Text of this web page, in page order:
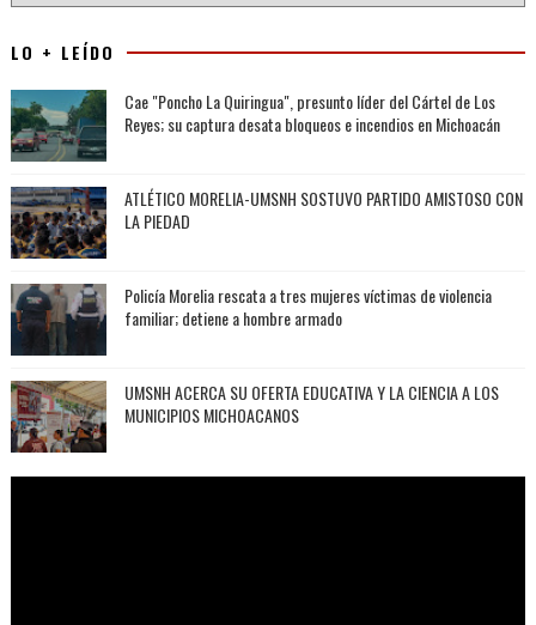
LO + LEÍDO
Cae "Poncho La Quiringua", presunto líder del Cártel de Los
Reyes; su captura desata bloqueos e incendios en Michoacán
ATLÉTICO MORELIA-UMSNH SOSTUVO PARTIDO AMISTOSO CON
LA PIEDAD
Policía Morelia rescata a tres mujeres víctimas de violencia
familiar; detiene a hombre armado
UMSNH ACERCA SU OFERTA EDUCATIVA Y LA CIENCIA A LOS
MUNICIPIOS MICHOACANOS